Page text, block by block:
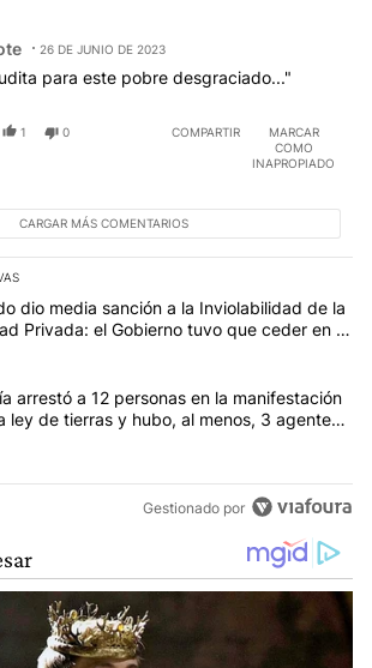
26 DE JUNIO DE 2023
para este pobre desgraciado..."
1 0 COMPARTIR
MARCAR
COMO
INAPROPIADO
CARGAR MÁS COMENTARIOS
los artículos con más comentarios en los
con el título "El Senado dio media
dio media sanción a la Inviolabilidad de la
Privada: el Gobierno tuvo que ceder en la
del Fuego
con el título "La policía arrestó a 12
arrestó a 12 personas en la manifestación
ley de tierras y hubo, al menos, 3 agentes
Gestionado por